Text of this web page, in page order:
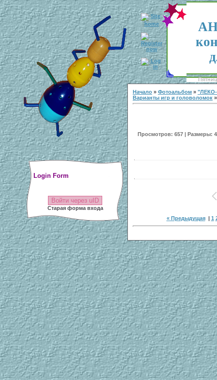
Login Form
Войти через uID
Старая форма входа
Начало » Фотоальбом »
Варианты игр и головоломок
Просмотров: 657 | Размеры:
« Предыдущая| 1